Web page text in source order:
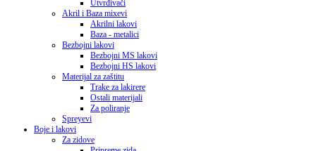
Utvrđivači
Akril i Baza mixevi
Akrilni lakovi
Baza - metalici
Bezbojni lakovi
Bezbojni MS lakovi
Bezbojni HS lakovi
Materijal za zaštitu
Trake za lakirere
Ostali materijali
Za poliranje
Spreyevi
Boje i lakovi
Za zidove